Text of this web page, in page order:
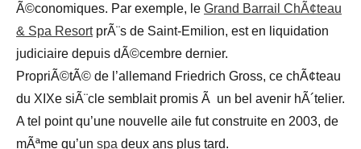
Ã©conomiques. Par exemple, le Grand Barrail ChÃ¢teau
& Spa ResortprÃ¨s de Saint-Emilion, est en liquidation
judiciaire depuis dÃ©cembre dernier.
PropriÃ©tÃ© de l’allemand Friedrich Gross, ce chÃ¢teau
du XIXe siÃ¨cle semblait promis Ã un bel avenir hÃ´telier.
A tel point qu’une nouvelle aile fut construite en 2003, de
mÃªme qu’un spa deux ans plus tard.